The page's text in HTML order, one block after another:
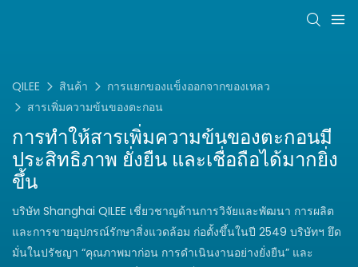
QILEE สินค้า
การแยกของแข็งออกจากของเหลว
สารเพิ่มความข้นของตะกอน
การทำให้สารเพิ่มความข้นของตะกอนมี
ประสิทธิภาพ ยั่งยืน และเชื่อถือได้มากยิ่ง
ขึ้น
บริษัท Shanghai QILEE เชี่ยวชาญด้านการวิจัยและพัฒนา การผลิต
และการขายอุปกรณ์รักษาสิ่งแวดล้อม ก่อตั้งขึ้นในปี 2549 บริษัทฯ ยึด
มั่นในปรัชญา “คุณภาพมาก่อน การดำเนินงานอย่างยั่งยืน” และ